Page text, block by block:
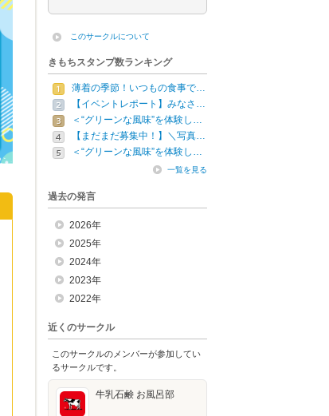
このサークルについて
きもちスタンプ数ランキング
薄着の季節！いつもの食事で…
【イベントレポート】みなさ…
＜“グリーンな風味”を体験し…
【まだまだ募集中！】＼写真…
＜“グリーンな風味”を体験し…
一覧を見る
過去の発言
2026年
2025年
2024年
2023年
2022年
近くのサークル
このサークルのメンバーが参加してい
るサークルです。
牛乳石鹸 お風呂部